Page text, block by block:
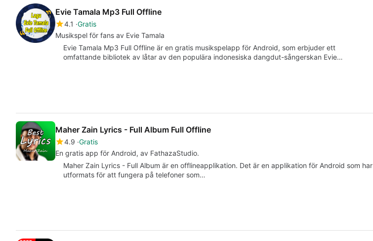
Evie Tamala Mp3 Full Offline
4.1 Gratis
Musikspel för fans av Evie Tamala
Evie Tamala Mp3 Full Offline är en gratis musikspelapp för Android, som erbjuder ett
omfattande bibliotek av låtar av den populära indonesiska dangdut-sångerskan Evie…
Maher Zain Lyrics - Full Album Full Offline
4.9 Gratis
En gratis app för Android, av FathazaStudio.
Maher Zain Lyrics - Full Album är en offlineapplikation. Det är en applikation för Android som har
utformats för att fungera på telefoner som…